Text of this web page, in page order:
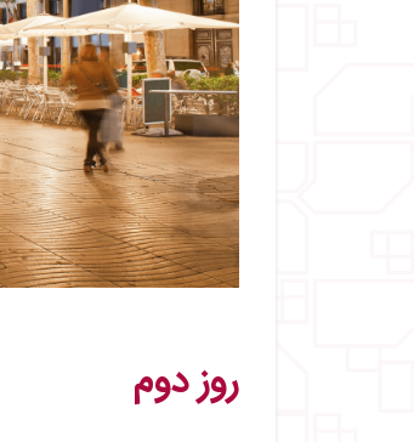
روز دوم